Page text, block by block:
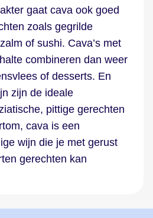
gaat cava ook goed
zoals gegrilde
of sushi. Cava’s met
combineren dan weer
of desserts. En
zijn de ideale
pittige gerechten
cava is een
wijn die je met gerust
gerechten kan